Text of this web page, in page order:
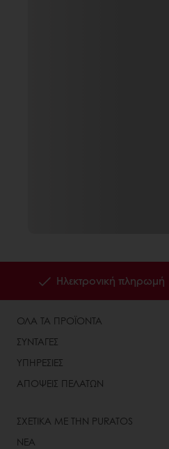
Ηλεκτρονική πληρωμή
ΟΛΑ ΤΑ ΠΡΟΪΟΝΤΑ
ΣΥΝΤΑΓΕΣ
ΥΠΗΡΕΣΙΕΣ
ΑΠΟΨΕΙΣ ΠΕΛΑΤΩΝ
ΣΧΕΤΙΚΑ ΜΕ ΤΗΝ PURATOS
ΝΕΑ